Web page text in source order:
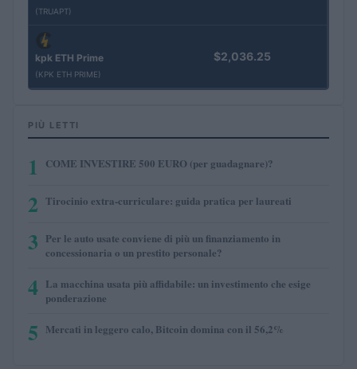
(TRUAPT)
kpk ETH Prime
(KPK ETH PRIME)
$2,036.25
PIÙ LETTI
1 COME INVESTIRE 500 EURO (per guadagnare)?
2 Tirocinio extra-curriculare: guida pratica per laureati
3 Per le auto usate conviene di più un finanziamento in
concessionaria o un prestito personale?
4 La macchina usata più affidabile: un investimento che esige
ponderazione
5 Mercati in leggero calo, Bitcoin domina con il 56,2%